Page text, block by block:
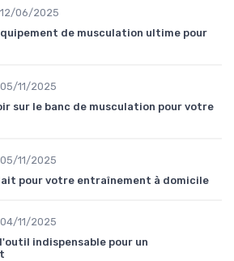
12/06/2025
de musculation ultime pour
05/11/2025
sur le banc de musculation pour votre
05/11/2025
pour votre entraînement à domicile
04/11/2025
indispensable pour un